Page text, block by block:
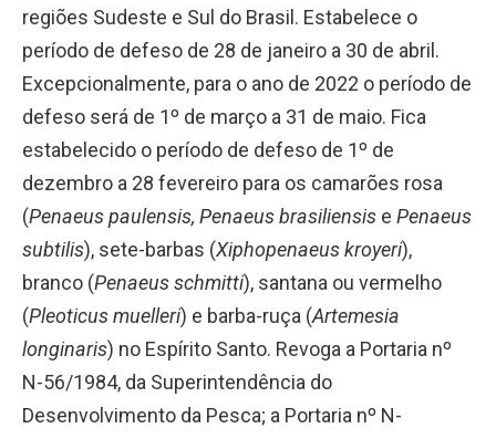
regiões Sudeste e Sul do Brasil. Estabelece o
período de defeso de 28 de janeiro a 30 de abril.
Excepcionalmente, para o ano de 2022 o período de
defeso será de 1º de março a 31 de maio. Fica
estabelecido o período de defeso de 1º de
dezembro a 28 fevereiro para os camarões rosa
(Penaeus paulensis, Penaeus brasiliensis e Penaeus
subtilis), sete-barbas (Xiphopenaeus kroyeri),
branco (Penaeus schmitti), santana ou vermelho
(Pleoticus muelleri) e barba-ruça (Artemesia
longinaris) no Espírito Santo. Revoga a Portaria nº
N-56/1984, da Superintendência do
Desenvolvimento da Pesca; a Portaria nº N-